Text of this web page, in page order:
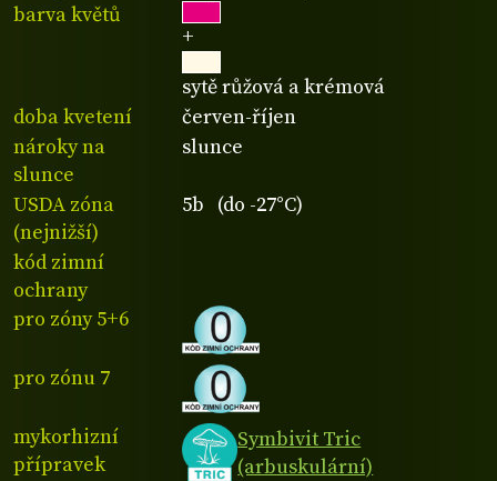
barva květů
+
sytě růžová a krémová
doba kvetení
červen-říjen
nároky na
slunce
slunce
USDA zóna
(nejnižší)
5b (do -27°C)
kód zimní
ochrany
pro zóny 5+6
pro zónu 7
mykorhizní
přípravek
Symbivit Tric
(arbuskulární)